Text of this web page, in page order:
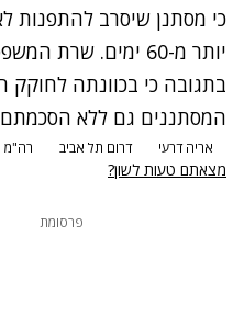
כי מסתנן שיסרב להתפנות
יותר מ-60 ימים.
בתגובה כי בכוונתה לחוקק
המסתננים גם ללא
אריה דרעי דרום תל אביב רה"מ
מצאתם טעות לשון?
פרסומת